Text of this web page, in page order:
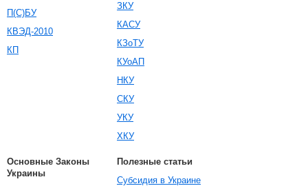
П(С)БУ
КВЭД-2010
КП
ЗКУ
КАСУ
КЗоТУ
КУоАП
НКУ
СКУ
УКУ
ХКУ
Основные Законы
Украины
Полезные статьи
Субсидия в Украине